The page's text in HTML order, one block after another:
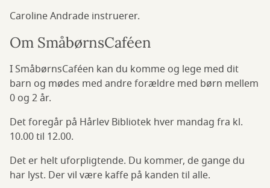
Caroline Andrade instruerer.
Om SmåbørnsCaféen
I SmåbørnsCaféen kan du komme og lege med dit
barn og mødes med andre forældre med børn mellem
0 og 2 år.
Det foregår på Hårlev Bibliotek hver mandag fra kl.
10.00 til 12.00.
Det er helt uforpligtende. Du kommer, de gange du
har lyst. Der vil være kaffe på kanden til alle.